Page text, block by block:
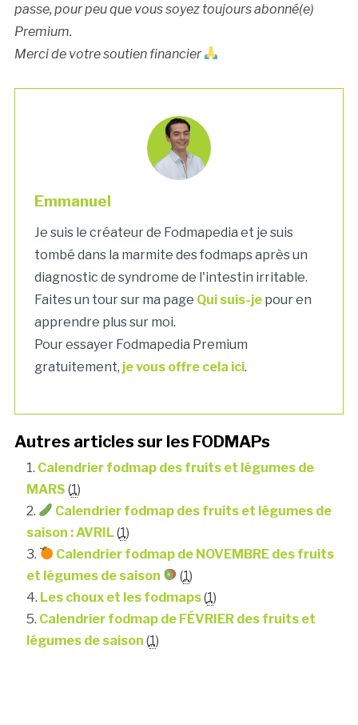
passe, pour peu que vous soyez toujours abonné(e)
Premium.
Merci de votre soutien financier
Emmanuel
Je suis le créateur de Fodmapedia et je suis
tombé dans la marmite des fodmaps après un
diagnostic de syndrome de l'intestin irritable.
Faites un tour sur ma page Qui suis-jepour en
apprendre plus sur moi.
Pour essayer Fodmapedia Premium
gratuitement, je vous offre cela ici.
Autres articles sur les FODMAPs
Calendrier fodmap des fruits et légumes de
MARS (1)
Calendrier fodmap des fruits et légumes de
saison : AVRIL(1)
Calendrier fodmap de NOVEMBRE des fruits
et légumes de saison
(1)
Les choux et les fodmaps(1)
Calendrier fodmap de FÉVRIER des fruits et
légumes de saison (1)